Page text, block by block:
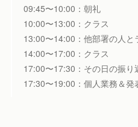
09:45〜10:00：朝礼
10:00〜13:00：クラス
13:00〜14:00：他部署の人と
14:00〜17:00：クラス
17:00〜17:30：その日の振り
17:30〜19:00：個人業務＆発